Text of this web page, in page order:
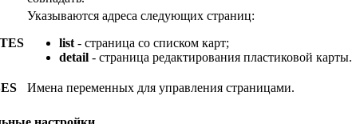
Указываются адреса следующих страниц:
list - страница со списком карт;
detail - страница редактирования пластиковой карты.
Имена переменных для управления страницами.